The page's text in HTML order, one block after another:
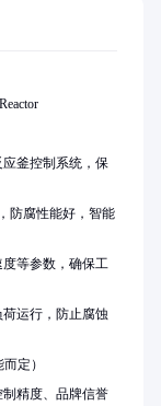
釜控制系统，保
防腐性能好，智能
等参数，确保工
运行，防止腐蚀
定）
精度、品牌信誉